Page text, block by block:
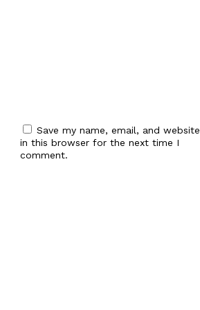
Save my name, email, and website
in this browser for the next time I
comment.